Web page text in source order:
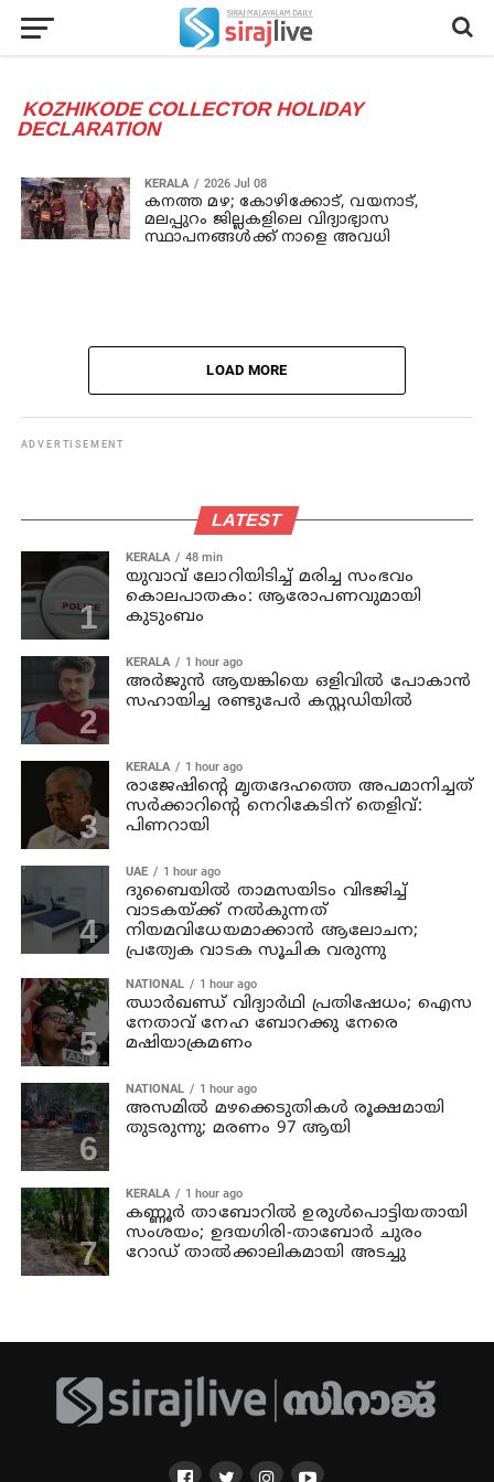
KOZHIKODE COLLECTOR HOLIDAY
DECLARATION
KERALA 2026 Jul 08
കനത്ത മഴ; കോഴിക്കോട്, വയനാട്,
മലപ്പുറം ജില്ലകളിലെ വിദ്യാഭ്യാസ
സ്ഥാപനങ്ങൾക്ക് നാളെ അവധി
LOAD MORE
ADVERTISEMENT
LATEST
KERALA 48 min
യുവാവ് ലോറിയിടിച്ച് മരിച്ച സംഭവം
കൊലപാതകം: ആരോപണവുമായി
കുടുംബം
KERALA 1 hour ago
അര്‍ജുന്‍ ആയങ്കിയെ ഒളിവില്‍ പോകാന്‍
സഹായിച്ച രണ്ടുപേര്‍ കസ്റ്റഡിയില്‍
KERALA 1 hour ago
രാജേഷിന്റെ മൃതദേഹത്തെ അപമാനിച്ചത്
സര്‍ക്കാറിന്റെ നെറികേടിന് തെളിവ്:
പിണറായി
UAE 1 hour ago
ദുബൈയിൽ താമസയിടം വിഭജിച്ച്
വാടകയ്ക്ക് നൽകുന്നത്
നിയമവിധേയമാക്കാൻ ആലോചന;
പ്രത്യേക വാടക സൂചിക വരുന്നു
NATIONAL 1 hour ago
ഝാര്‍ഖണ്ഡ് വിദ്യാര്‍ഥി പ്രതിഷേധം; ഐസ
നേതാവ് നേഹ ബോറക്കു നേരെ
മഷിയാക്രമണം
NATIONAL 1 hour ago
അസമില്‍ മഴക്കെടുതികള്‍ രൂക്ഷമായി
തുടരുന്നു; മരണം 97 ആയി
KERALA 1 hour ago
കണ്ണൂര്‍ താബോറില്‍ ഉരുള്‍പൊട്ടിയതായി
സംശയം; ഉദയഗിരി-താബോര്‍ ചുരം
റോഡ് താല്‍ക്കാലികമായി അടച്ചു